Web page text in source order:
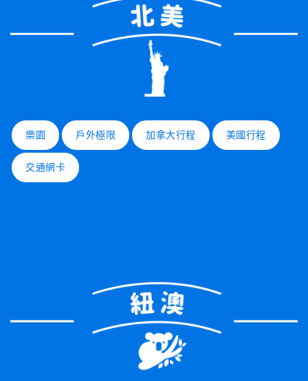
樂園 戶外極限 加拿大行程 美國行程
交通網卡